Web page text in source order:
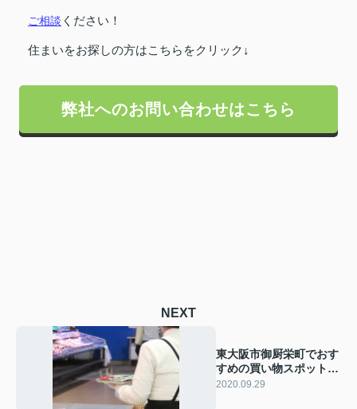
ご相談 ください！
住まいをお探しの方はこちらをクリック↓
弊社へのお問い合わせはこちら
NEXT
東大阪市御厨栄町でおす
すめの買い物スポット2
店をセレクト！
2020.09.29